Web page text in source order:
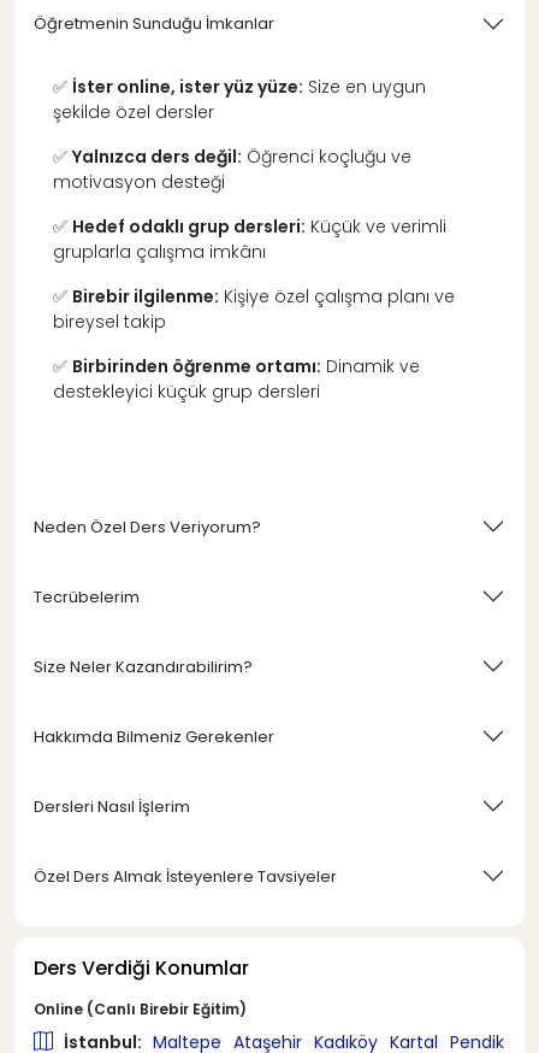
Öğretmenin Sunduğu İmkanlar
✅ İster online, ister yüz yüze: Size en uygun
şekilde özel dersler
✅ Yalnızca ders değil: Öğrenci koçluğu ve
motivasyon desteği
✅ Hedef odaklı grup dersleri: Küçük ve verimli
gruplarla çalışma imkânı
✅ Birebir ilgilenme: Kişiye özel çalışma planı ve
bireysel takip
✅ Birbirinden öğrenme ortamı: Dinamik ve
destekleyici küçük grup dersleri
Neden Özel Ders Veriyorum?
Tecrübelerim
Size Neler Kazandırabilirim?
Hakkımda Bilmeniz Gerekenler
Dersleri Nasıl İşlerim
Özel Ders Almak İsteyenlere Tavsiyeler
Ders Verdiği Konumlar
Online (Canlı Birebir Eğitim)
İstanbul: Maltepe Ataşehir Kadıköy Kartal Pendik